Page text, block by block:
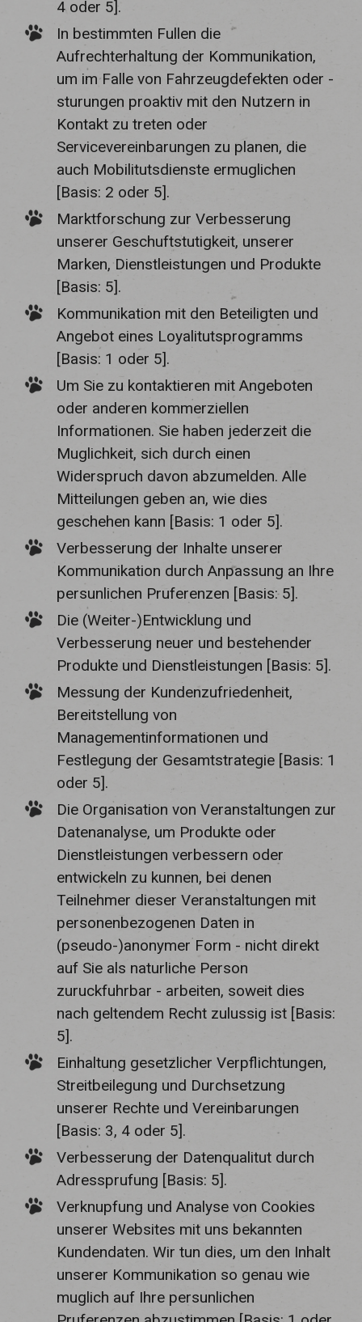
4 oder 5].
In bestimmten Fullen die
Aufrechterhaltung der Kommunikation,
um im Falle von Fahrzeugdefekten oder -
sturungen proaktiv mit den Nutzern in
Kontakt zu treten oder
Servicevereinbarungen zu planen, die
auch Mobilitutsdienste ermuglichen
[Basis: 2 oder 5].
Marktforschung zur Verbesserung
unserer Geschuftstutigkeit, unserer
Marken, Dienstleistungen und Produkte
[Basis: 5].
Kommunikation mit den Beteiligten und
Angebot eines Loyalitutsprogramms
[Basis: 1 oder 5].
Um Sie zu kontaktieren mit Angeboten
oder anderen kommerziellen
Informationen. Sie haben jederzeit die
Muglichkeit, sich durch einen
Widerspruch davon abzumelden. Alle
Mitteilungen geben an, wie dies
geschehen kann [Basis: 1 oder 5].
Verbesserung der Inhalte unserer
Kommunikation durch Anpassung an Ihre
persunlichen Pruferenzen [Basis: 5].
Die (Weiter-)Entwicklung und
Verbesserung neuer und bestehender
Produkte und Dienstleistungen [Basis: 5].
Messung der Kundenzufriedenheit,
Bereitstellung von
Managementinformationen und
Festlegung der Gesamtstrategie [Basis: 1
oder 5].
Die Organisation von Veranstaltungen zur
Datenanalyse, um Produkte oder
Dienstleistungen verbessern oder
entwickeln zu kunnen, bei denen
Teilnehmer dieser Veranstaltungen mit
personenbezogenen Daten in
(pseudo-)anonymer Form - nicht direkt
auf Sie als naturliche Person
zuruckfuhrbar - arbeiten, soweit dies
nach geltendem Recht zulussig ist [Basis:
5].
Einhaltung gesetzlicher Verpflichtungen,
Streitbeilegung und Durchsetzung
unserer Rechte und Vereinbarungen
[Basis: 3, 4 oder 5].
Verbesserung der Datenqualitut durch
Adressprufung [Basis: 5].
Verknupfung und Analyse von Cookies
unserer Websites mit uns bekannten
Kundendaten. Wir tun dies, um den Inhalt
unserer Kommunikation so genau wie
muglich auf Ihre persunlichen